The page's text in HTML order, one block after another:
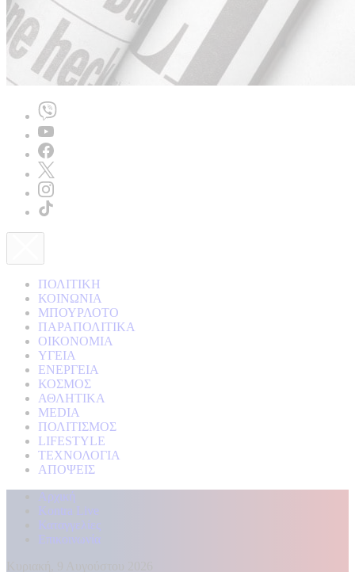
ΠΟΛΙΤΙΚΗ
ΚΟΙΝΩΝΙΑ
ΜΠΟΥΡΛΟΤΟ
ΠΑΡΑΠΟΛΙΤΙΚΑ
ΟΙΚΟΝΟΜΙΑ
ΥΓΕΙΑ
ΕΝΕΡΓΕΙΑ
ΚΟΣΜΟΣ
ΑΘΛΗΤΙΚΑ
MEDIA
ΠΟΛΙΤΙΣΜΟΣ
LIFESTYLE
ΤΕΧΝΟΛΟΓΙΑ
ΑΠΟΨΕΙΣ
Αρχική
Kontra Live
Καταγγελίες
Επικοινωνία